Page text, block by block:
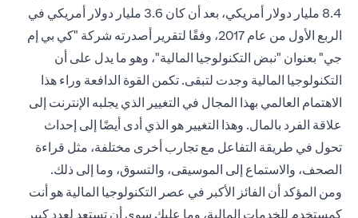
8.4 مليار دولار أمريكي، بعد أن كان 3.6 مليار دولار أمريكي في
الربع الأول من عام 2017، وفقًا لتقرير أصدرته شركة "كي بي إم
جي" بعنوان "نبض التكنولوجيا المالية"، وهو ما يدل على أن
التكنولوجيا المالية وجدت لتبقى. تكمن القوة الدافعة وراء هذا
الاهتمام العالمي بهذا المجال في التغيير الذي يجلبه الإنترنت إلى
علاقة الفرد بالمال. وهذا التغيير هو الذي أدى أيضًا إلى إحداث
تحول في طريقة التفاعل مع تجارب أخرى مختلفة، مثل قراءة
الصحف، والاستماع إلى الموسيقى، والتسوق، وما إلى ذلك.
ومن المؤكد أن الفائز الأكبر في عصر التكنولوجيا المالية هو أنت
كمستخدم للخدمات المالية، وما عليك سوى أن تستعد لعدد كبير